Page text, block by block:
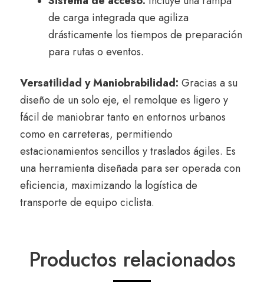
de carga integrada que agiliza
drásticamente los tiempos de preparación
para rutas o eventos.
Versatilidad y Maniobrabilidad: Gracias a su
diseño de un solo eje, el remolque es ligero y
fácil de maniobrar tanto en entornos urbanos
como en carreteras, permitiendo
estacionamientos sencillos y traslados ágiles. Es
una herramienta diseñada para ser operada con
eficiencia, maximizando la logística de
transporte de equipo ciclista.
Productos relacionados